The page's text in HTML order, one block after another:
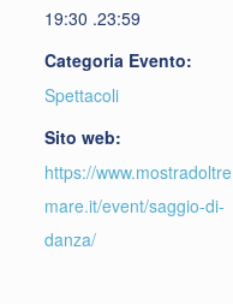
19:30 .23:59
Categoria Evento:
Spettacoli
Sito web:
https://www.mostradoltre
mare.it/event/saggio-di-
danza/